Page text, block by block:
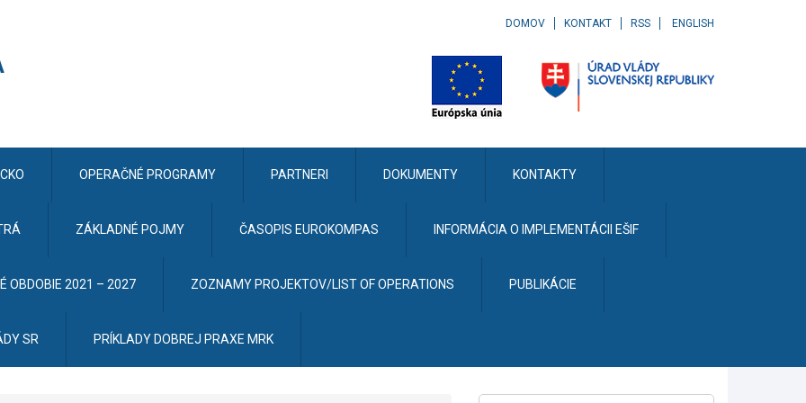
DOMOV KONTAKT RSS ENGLISH
CKO OPERAČNÉ PROGRAMY PARTNERI DOKUMENTY KONTAKTY
ZÁKLADNÉ POJMY ČASOPIS EUROKOMPAS INFORMÁCIA O IMPLEMENTÁCII EŠIF
OBDOBIE 2021 – 2027 ZOZNAMY PROJEKTOV/LIST OF OPERATIONS PUBLIKÁCIE
SR PRÍKLADY DOBREJ PRAXE MRK